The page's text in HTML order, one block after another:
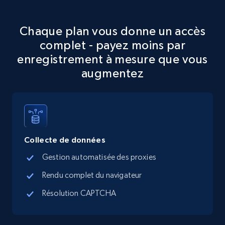
Google Maps full information
Place id, URL, Country, Name, Category,
Address, Description, Business details, and
13.3K+
Google Maps full information - discover
Place id, URL, Country, Name, Category,
Address, Description, Business details, and
Chaque plan vous donne un accès
complet - payez moins par
enregistrement à mesure que vous
augmentez
Collecte de données
Gestion automatisée des proxies
Rendu complet du navigateur
Résolution CAPTCHA